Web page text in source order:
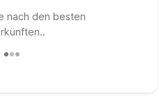
nach den besten